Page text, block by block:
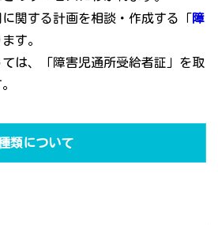
関する計画を相談・作成する「障
す。
は、「障害児通所受給者証」を取
類について